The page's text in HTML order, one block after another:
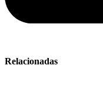
Relacionadas